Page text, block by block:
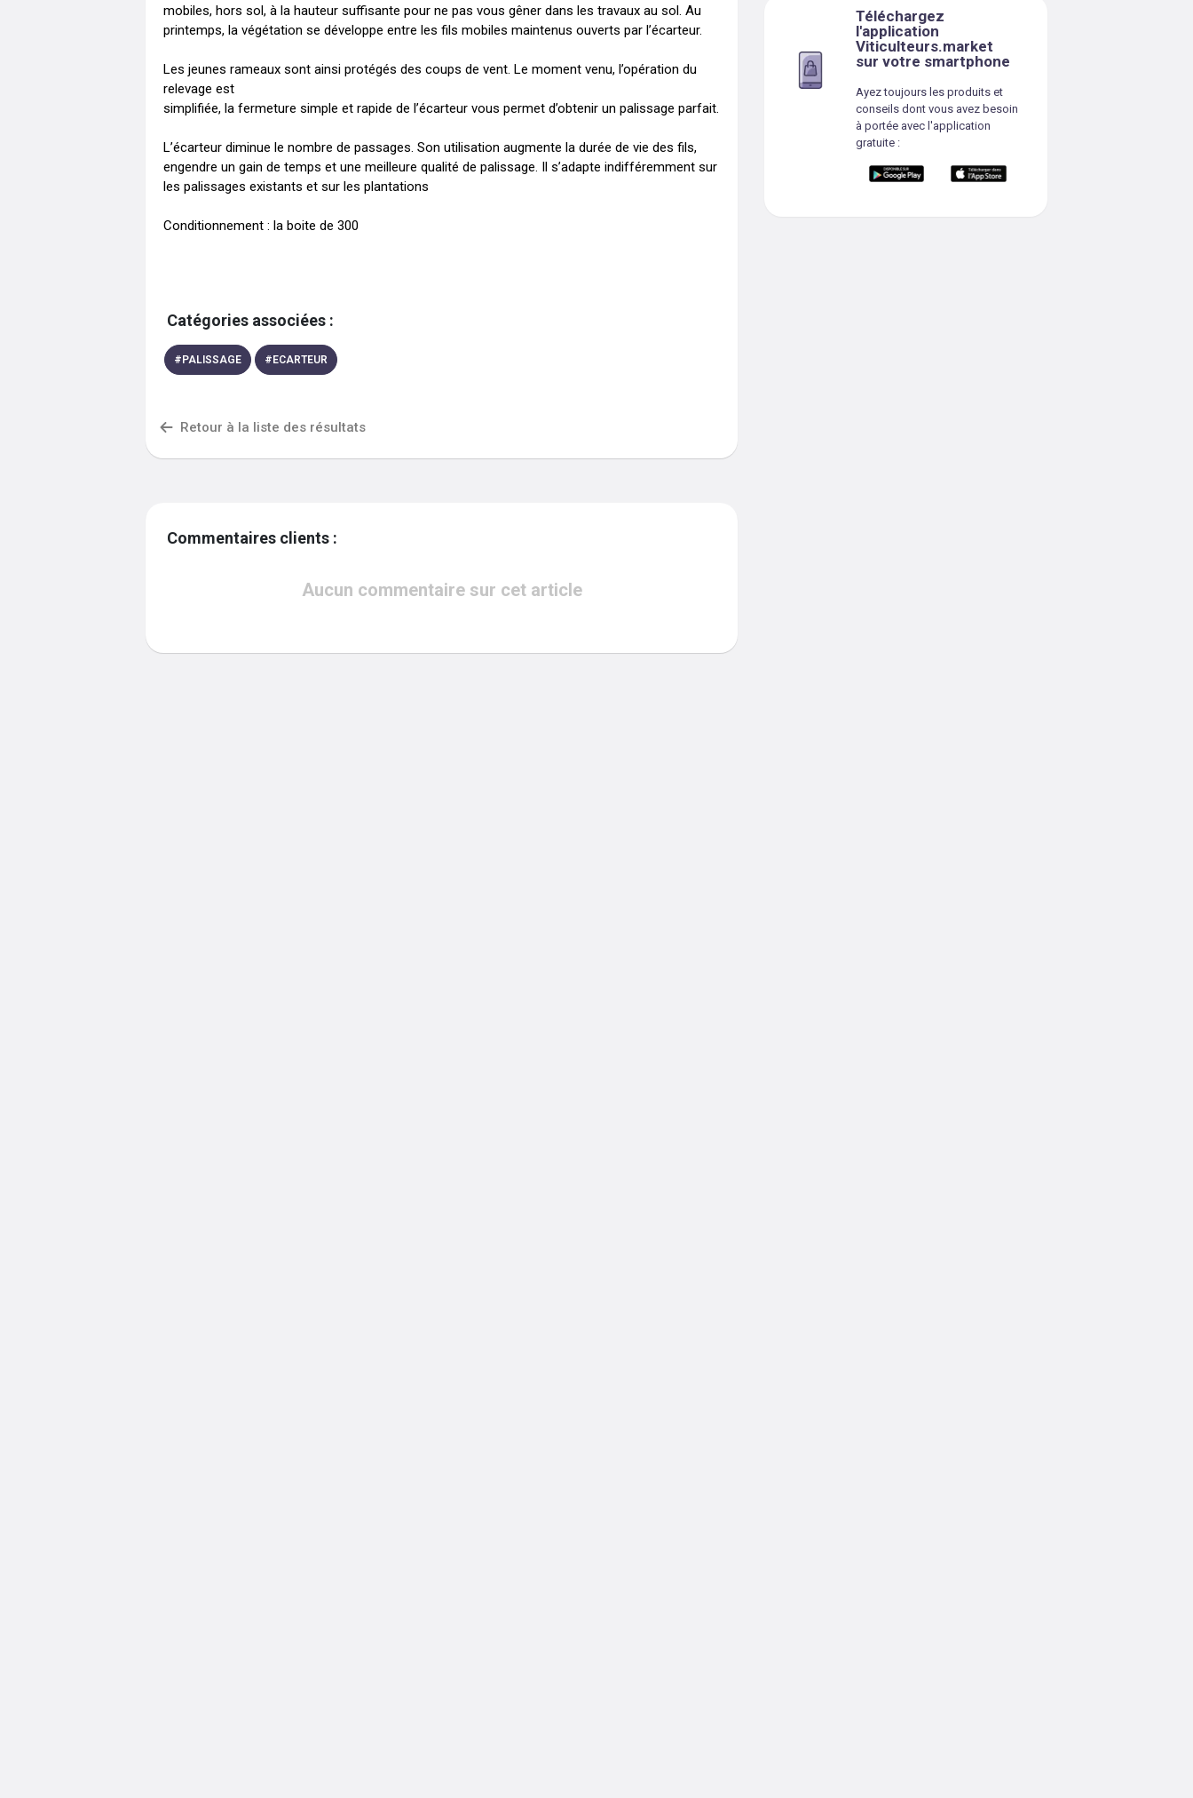
mobiles, hors sol, à la hauteur suffisante pour ne pas vous gêner dans les travaux au sol. Au
printemps, la végétation se développe entre les fils mobiles maintenus ouverts par l’écarteur.
Les jeunes rameaux sont ainsi protégés des coups de vent. Le moment venu, l’opération du
relevage est
simplifiée, la fermeture simple et rapide de l’écarteur vous permet d’obtenir un palissage parfait.
L’écarteur diminue le nombre de passages. Son utilisation augmente la durée de vie des fils,
engendre un gain de temps et une meilleure qualité de palissage. Il s’adapte indifféremment sur
les palissages existants et sur les plantations
Conditionnement : la boite de 300
Catégories associées :
# PALISSAGE # ECARTEUR
Retour à la liste des résultats
Commentaires clients :
Aucun commentaire sur cet article
Téléchargez
l'application
Viticulteurs.market
sur votre smartphone
Ayez toujours les produits et
conseils dont vous avez besoin
à portée avec l'application
gratuite :